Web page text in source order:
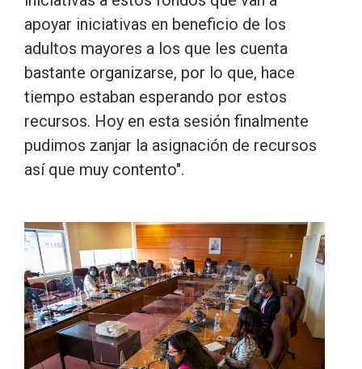
apoyar iniciativas en beneficio de los
adultos mayores a los que les cuenta
bastante organizarse, por lo que, hace
tiempo estaban esperando por estos
recursos. Hoy en esta sesión finalmente
pudimos zanjar la asignación de recursos
así que muy contento".